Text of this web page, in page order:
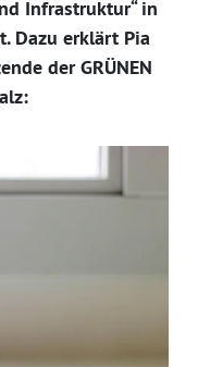
Infrastruktur“ in
Dazu erklärt Pia
der GRÜNEN